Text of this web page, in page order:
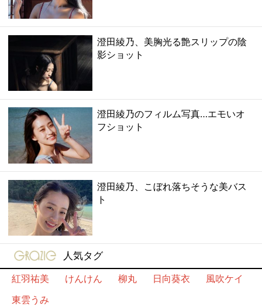
澄田綾乃、美胸光る艶スリップの陰
影ショット
澄田綾乃のフィルム写真…エモいオ
フショット
澄田綾乃、こぼれ落ちそうな美バス
ト
gravure-grazie
人気タグ
紅羽祐美
けんけん 柳丸 日向葵衣
風吹ケイ
東雲うみ